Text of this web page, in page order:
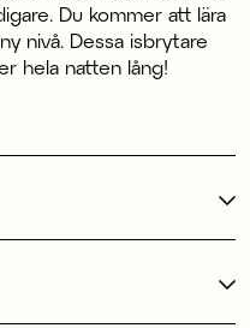
Du kommer att lära
nivå. Dessa isbrytare
hela natten lång!